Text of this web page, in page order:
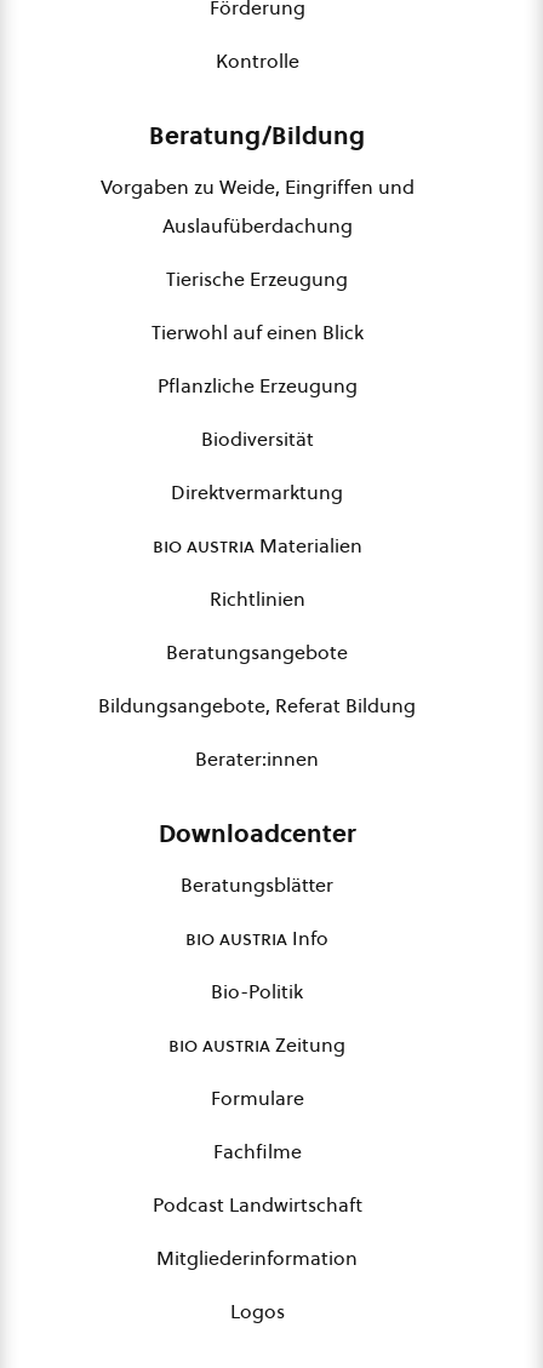
Förderung
Kontrolle
Beratung/Bildung
Vorgaben zu Weide, Eingriffen und
Auslaufüberdachung
Tierische Erzeugung
Tierwohl auf einen Blick
Pflanzliche Erzeugung
Biodiversität
Direktvermarktung
bio austriaMaterialien
Richtlinien
Beratungsangebote
Bildungsangebote, Referat Bildung
Berater:innen
Downloadcenter
Beratungsblätter
bio austria Info
Bio-Politik
bio austriaZeitung
Formulare
Fachfilme
Podcast Landwirtschaft
Mitgliederinformation
Logos